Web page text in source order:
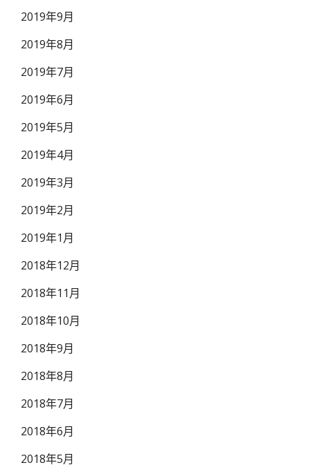
2019年9月
2019年8月
2019年7月
2019年6月
2019年5月
2019年4月
2019年3月
2019年2月
2019年1月
2018年12月
2018年11月
2018年10月
2018年9月
2018年8月
2018年7月
2018年6月
2018年5月